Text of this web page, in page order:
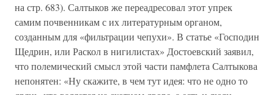
на стр. 683). Салтыков же переадресовал этот упрек
самим почвенникам с их литературным органом,
созданным для «фильтрации чепухи». В статье «Господин
Щедрин, или Раскол в нигилистах» Достоевский заявил,
что полемический смысл этой части памфлета Салтыкова
непонятен: «Ну скажите, в чем тут идея: что не одно то